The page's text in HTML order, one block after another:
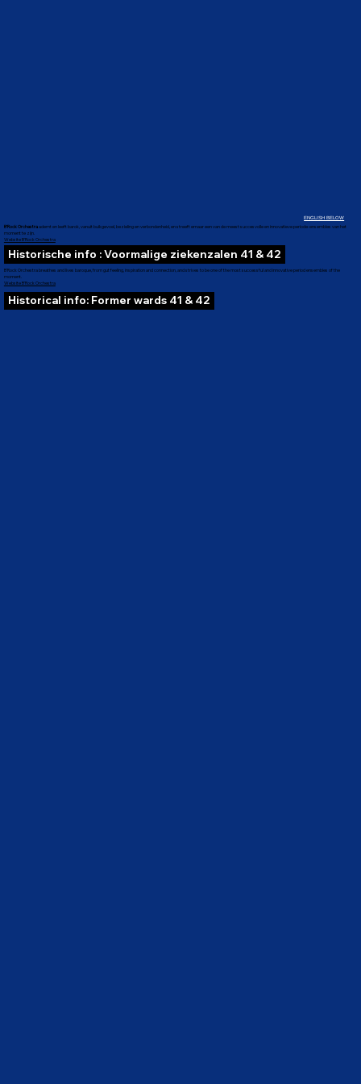
ENGLISH BELOW
B’Rock Orchestraademt en leeft barok, vanuit buikgevoel, bezieling en verbondenheid, en streeft ernaar een van de meest succesvolle en innovatieve periode-ensembles van het
moment te zijn.
Website B'Rock Orchestra
Historische info : Voormalige ziekenzalen 41 & 42
B'Rock Orchestra breathes and lives baroque, from gut feeling, inspiration and connection, and strives to be one of the most successful and innovative period ensembles of the
moment.
Website B'Rock Orchestra
Historical info: Former wards 41 & 42